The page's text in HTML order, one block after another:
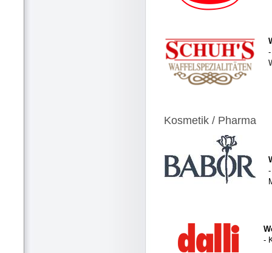
Kosmetik / Pharma
-